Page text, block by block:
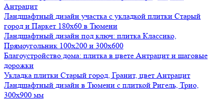
Антрацит
Ландшафтный дизайн участка с укладкой плитки Старый
город и Паркет 180х60 в Тюмени
Ландшафтный дизайн под ключ: плитка Классико,
Прямоугольник 100х200 и 300х600
Благоустройство дома: плитка в цвете Антрацит и шаговые
дорожки
Укладка плитки Старый город, Гранит, цвет Антрацит
Ландшафтный дизайн в Тюмени с плиткой Ригель, Трио,
300х900 мм